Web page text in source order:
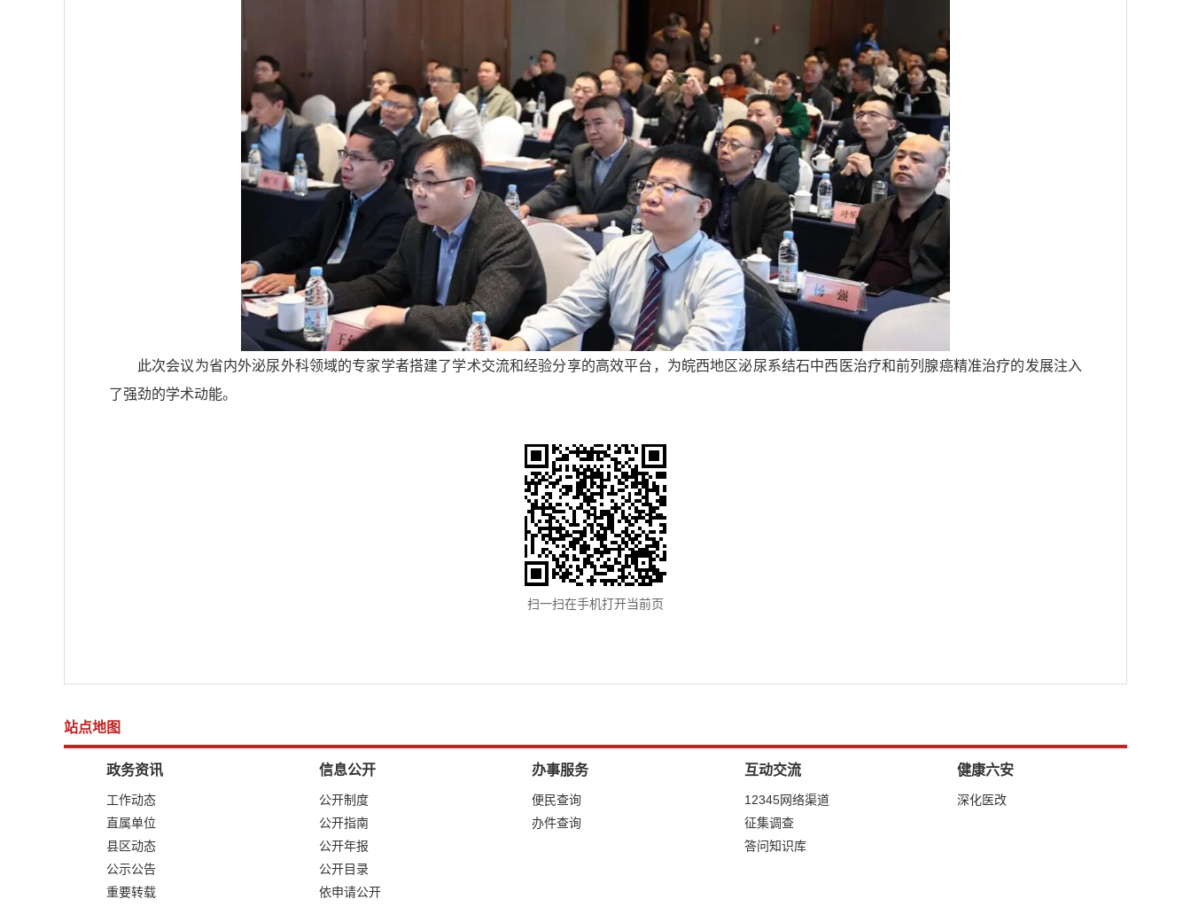
此次会议为省内外泌尿外科领域的专家学者搭建了学术交流和经验分享的高效平台，为皖西地区泌尿系结石中西医治疗和前列腺癌精准治疗的发展注入
了强劲的学术动能。
扫一扫在手机打开当前页
站点地图
政务资讯
工作动态
直属单位
县区动态
公示公告
重要转载
信息公开
公开制度
公开指南
公开年报
公开目录
依申请公开
办事服务
便民查询
办件查询
互动交流
12345网络渠道
征集调查
答问知识库
健康六安
深化医改